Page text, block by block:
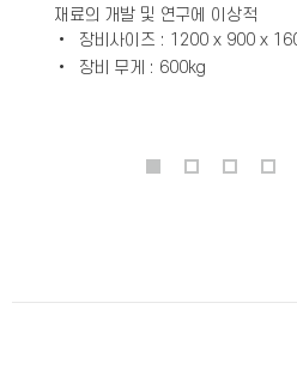
재료의 개발 및 연구에 이상적
• 장비사이즈 : 1200 x 900 x
• 장비 무게 : 600kg